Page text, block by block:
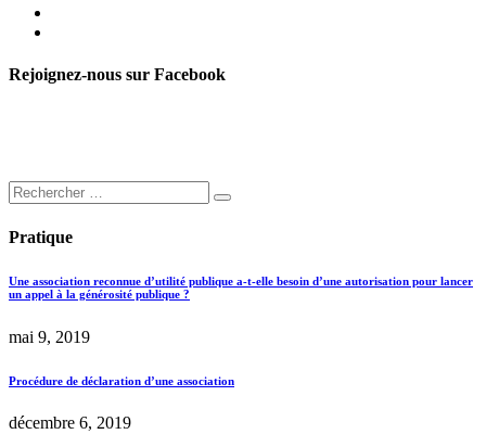
Rejoignez-nous sur Facebook
Pratique
Une association reconnue d’utilité publique a-t-elle besoin d’une autorisation pour lancer
un appel à la générosité publique ?
mai 9, 2019
Procédure de déclaration d’une association
décembre 6, 2019